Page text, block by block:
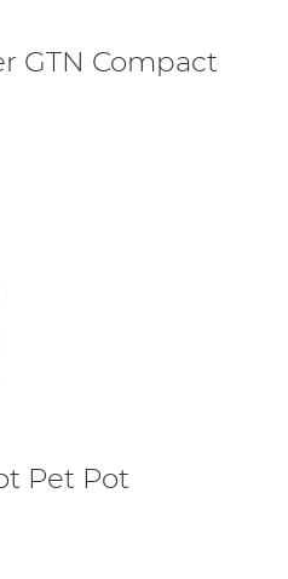
GTN Compact
Pet Pot